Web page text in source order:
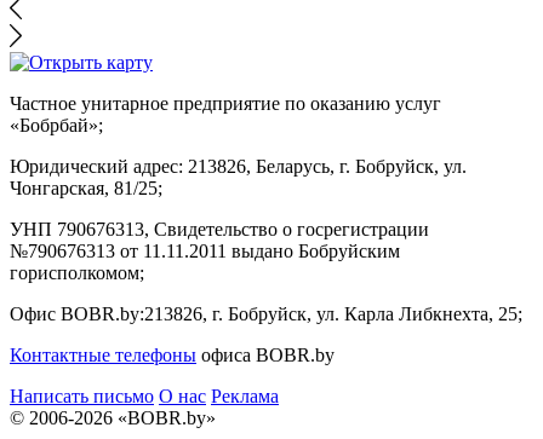
Частное унитарное предприятие по оказанию услуг
«Бобрбай»;
Юридический адрес: 213826, Беларусь, г. Бобруйск, ул.
Чонгарская, 81/25;
УНП 790676313, Свидетельство о госрегистрации
№790676313 от 11.11.2011 выдано Бобруйским
горисполкомом;
Офис BOBR.by:213826, г. Бобруйск, ул. Карла Либкнехта, 25;
Контактные телефоны офиса BOBR.by
Написать письмо О нас Реклама
© 2006-2026 «BOBR.by»